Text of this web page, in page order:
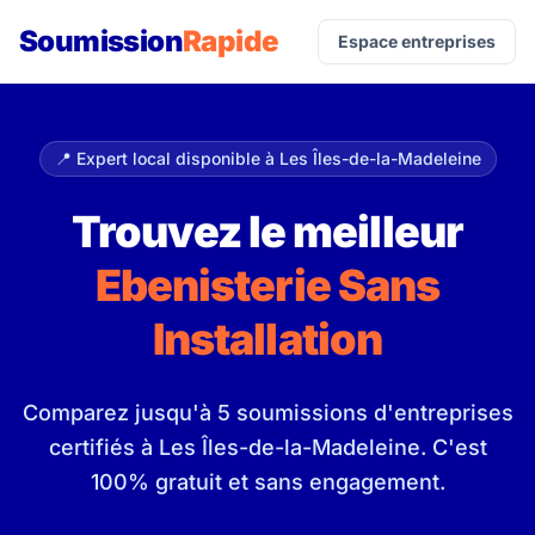
SoumissionRapide Espace entreprises
📍 Expert local disponible à Les Îles-de-la-Madeleine
Trouvez le meilleur
Ebenisterie Sans
Installation
Comparez jusqu'à 5 soumissions d'entreprises
certifiés à Les Îles-de-la-Madeleine. C'est
100% gratuit et sans engagement.